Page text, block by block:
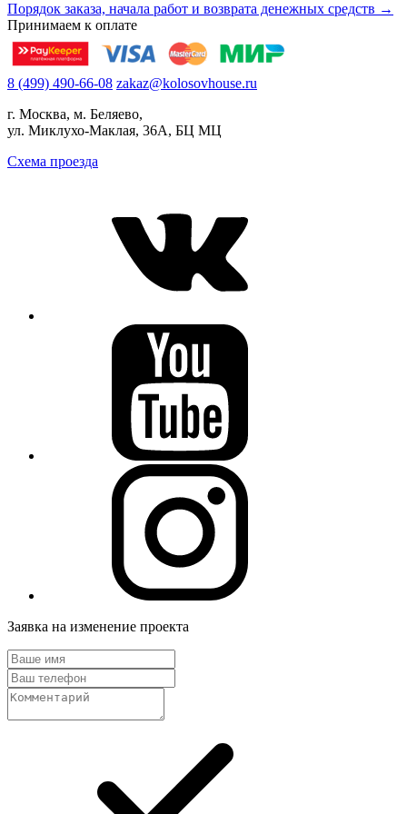
Порядок заказа, начала работ и возврата денежных средств →
Принимаем к оплате
8 (499) 490-66-08 zakaz@kolosovhouse.ru
г. Москва, м. Беляево,
ул. Миклухо-Маклая, 36А, БЦ МЦ
Схема проезда
Заявка на изменение проекта